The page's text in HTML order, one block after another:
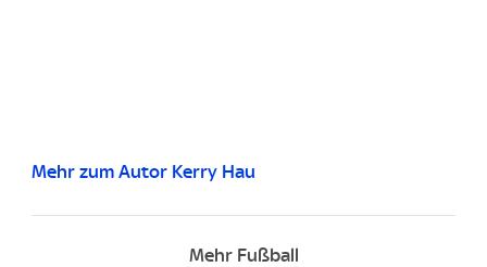
Mehr zum Autor Kerry Hau
Mehr Fußball